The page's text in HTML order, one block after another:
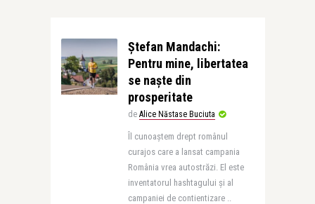
Ștefan Mandachi:
Pentru mine, libertatea
se naște din
prosperitate
de Alice Năstase Buciuta
Îl cunoaștem drept românul
curajos care a lansat campania
România vrea autostrăzi. El este
inventatorul hashtagului și al
campaniei de contientizare ..